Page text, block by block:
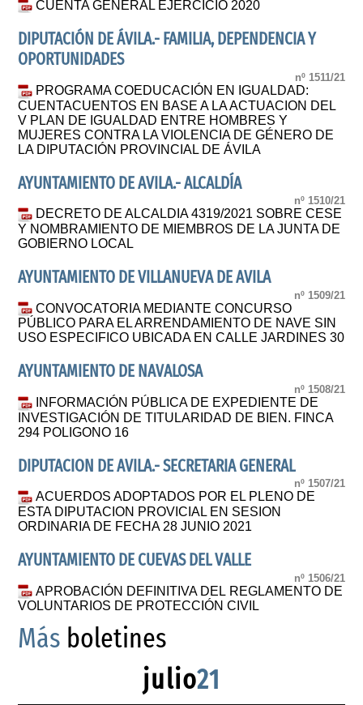
CUENTA GENERAL EJERCICIO 2020
DIPUTACIÓN DE ÁVILA.- FAMILIA, DEPENDENCIA Y
OPORTUNIDADES
nº 1511/21
PROGRAMA COEDUCACIÓN EN IGUALDAD:
CUENTACUENTOS EN BASE A LA ACTUACION DEL
V PLAN DE IGUALDAD ENTRE HOMBRES Y
MUJERES CONTRA LA VIOLENCIA DE GÉNERO DE
LA DIPUTACIÓN PROVINCIAL DE ÁVILA
AYUNTAMIENTO DE AVILA.- ALCALDÍA
nº 1510/21
DECRETO DE ALCALDIA 4319/2021 SOBRE CESE
Y NOMBRAMIENTO DE MIEMBROS DE LA JUNTA DE
GOBIERNO LOCAL
AYUNTAMIENTO DE VILLANUEVA DE AVILA
nº 1509/21
CONVOCATORIA MEDIANTE CONCURSO
PÚBLICO PARA EL ARRENDAMIENTO DE NAVE SIN
USO ESPECIFICO UBICADA EN CALLE JARDINES 30
AYUNTAMIENTO DE NAVALOSA
nº 1508/21
INFORMACIÓN PÚBLICA DE EXPEDIENTE DE
INVESTIGACIÓN DE TITULARIDAD DE BIEN. FINCA
294 POLIGONO 16
DIPUTACION DE AVILA.- SECRETARIA GENERAL
nº 1507/21
ACUERDOS ADOPTADOS POR EL PLENO DE
ESTA DIPUTACION PROVICIAL EN SESION
ORDINARIA DE FECHA 28 JUNIO 2021
AYUNTAMIENTO DE CUEVAS DEL VALLE
nº 1506/21
APROBACIÓN DEFINITIVA DEL REGLAMENTO DE
VOLUNTARIOS DE PROTECCIÓN CIVIL
Más boletines
julio21